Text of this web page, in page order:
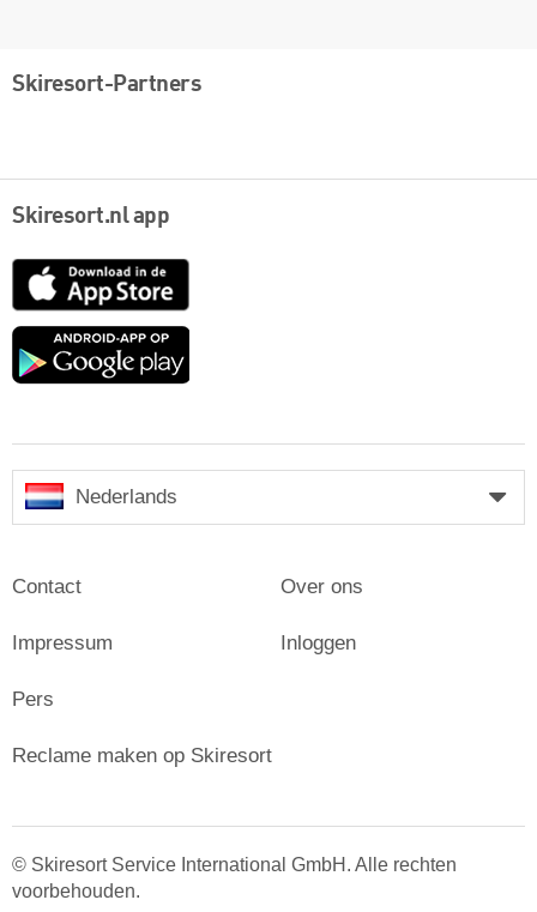
Skiresort-Partners
Skiresort.nl app
App
Google
Nederlands
Contact
Impressum
Pers
Over ons
Inloggen
Reclame maken op Skiresort
© Skiresort Service International GmbH. Alle rechten
voorbehouden.